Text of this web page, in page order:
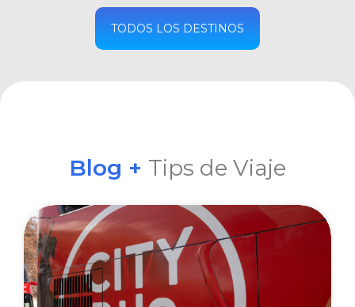
COMPRAR
TODOS LOS DESTINOS
Blog + Tips de Viaje